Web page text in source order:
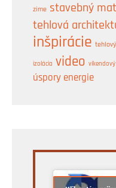
zime stavebný
tehlová
inšpirácie
izolácia video
úspory energie